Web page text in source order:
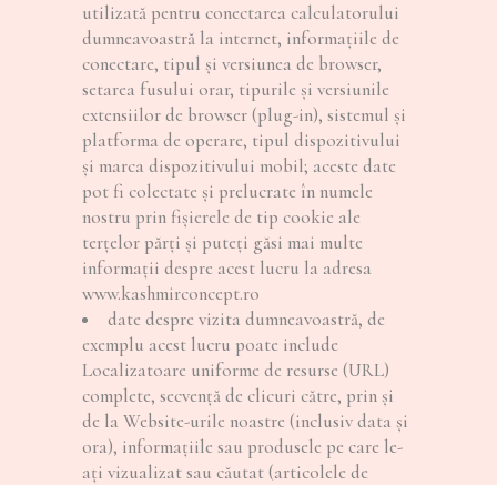
utilizată pentru conectarea calculatorului
dumneavoastră la internet, informațiile de
conectare, tipul și versiunea de browser,
setarea fusului orar, tipurile și versiunile
extensiilor de browser (plug-in), sistemul și
platforma de operare, tipul dispozitivului
și marca dispozitivului mobil; aceste date
pot fi colectate și prelucrate în numele
nostru prin fişierele de tip cookie ale
terțelor părți și puteți găsi mai multe
informații despre acest lucru la adresa
www.kashmirconcept.ro
date despre vizita dumneavoastră, de
exemplu acest lucru poate include
Localizatoare uniforme de resurse (URL)
complete, secvență de clicuri către, prin și
de la Website-urile noastre (inclusiv data și
ora), informațiile sau produsele pe care le-
ați vizualizat sau căutat (articolele de